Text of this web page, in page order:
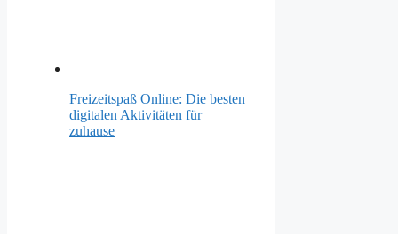
Freizeitspaß Online: Die besten
digitalen Aktivitäten für
zuhause